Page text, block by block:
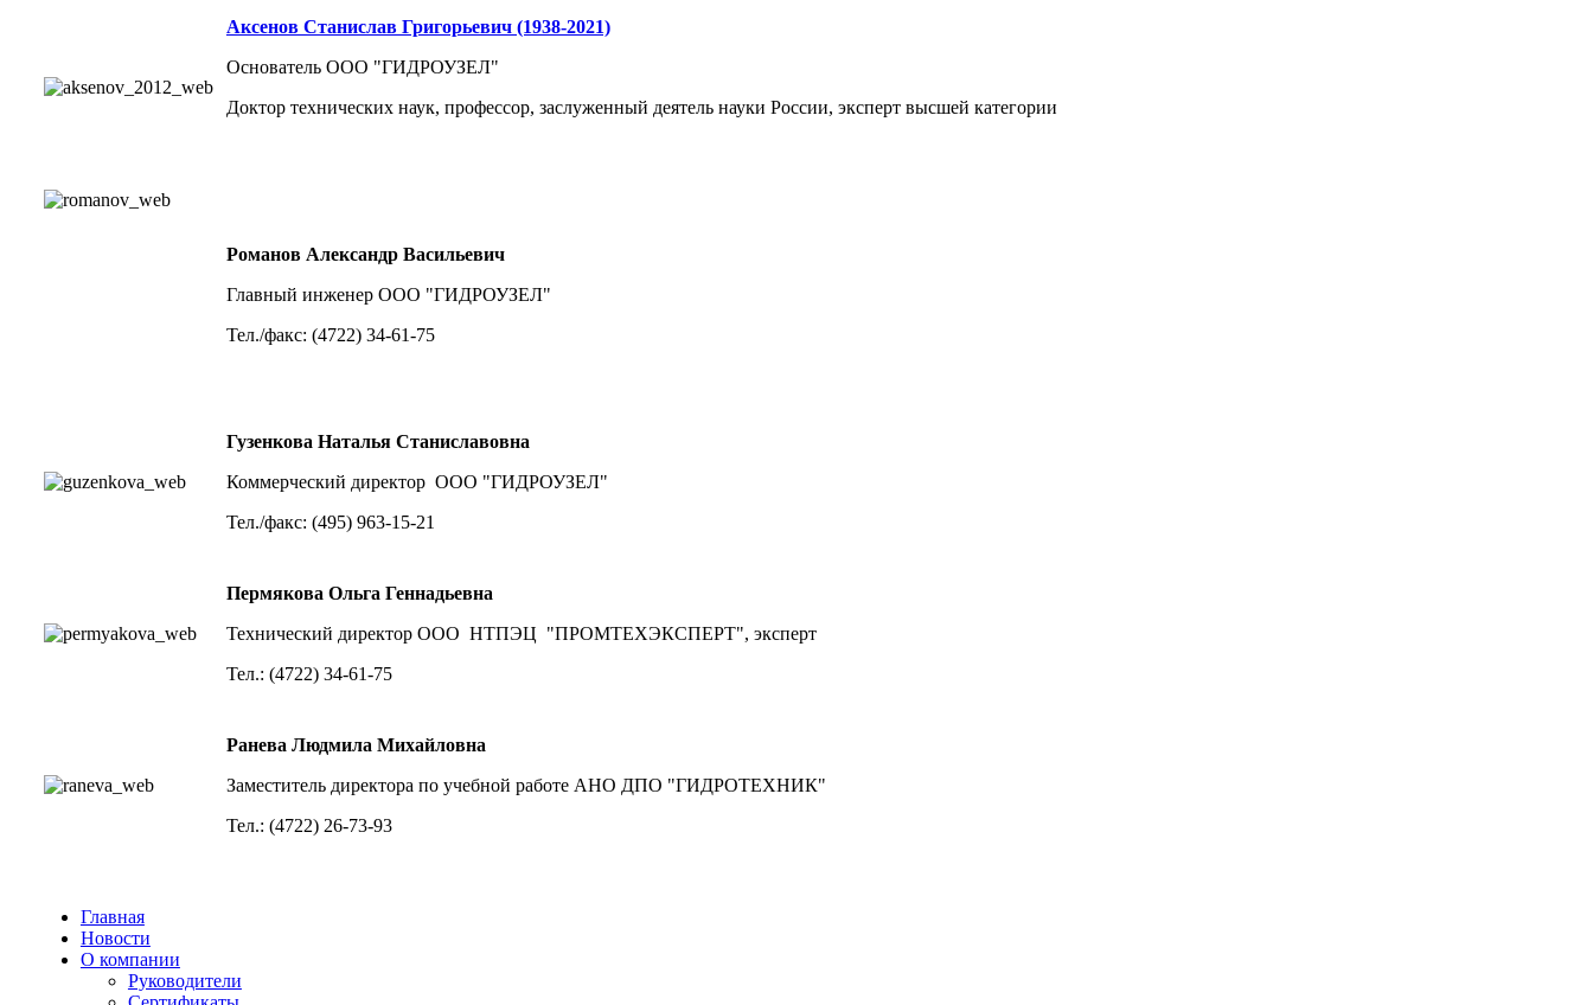
Аксенов Станислав Григорьевич (1938-2021)
Основатель ООО "ГИДРОУЗЕЛ"
Доктор технических наук, профессор, заслуженный деятель науки России, эксперт высшей категории
Романов Александр Васильевич
Главный инженер ООО "ГИДРОУЗЕЛ"
Тел./факс: (4722) 34-61-75
Гузенкова Наталья Станиславовна
Коммерческий директор ООО "ГИДРОУЗЕЛ"
Тел./факс: (495) 963-15-21
Пермякова Ольга Геннадьевна
Технический директор ООО НТПЭЦ "ПРОМТЕХЭКСПЕРТ", эксперт
Тел.: (4722) 34-61-75
Ранева Людмила Михайловна
Заместитель директора по учебной работе АНО ДПО "ГИДРОТЕХНИК"
Тел.: (4722) 26-73-93
Главная
Новости
О компании
Руководители